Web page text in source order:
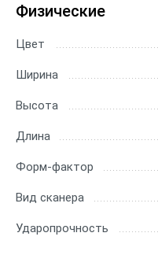
Физические
Цвет
Ширина
Высота
Длина
Форм-фактор
Вид сканера
Ударопрочность